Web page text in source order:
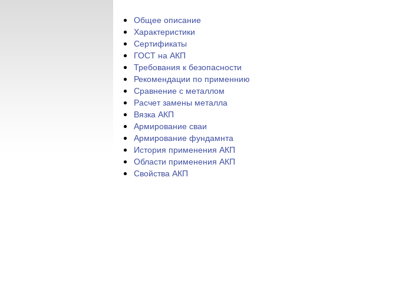
Общее описание
Характеристики
Сертификаты
ГОСТ на АКП
Требования к безопасности
Рекомендации по применнию
Сравнение с металлом
Расчет замены металла
Вязка АКП
Армирование сваи
Армирование фундамнта
История применения АКП
Области применения АКП
Свойства АКП